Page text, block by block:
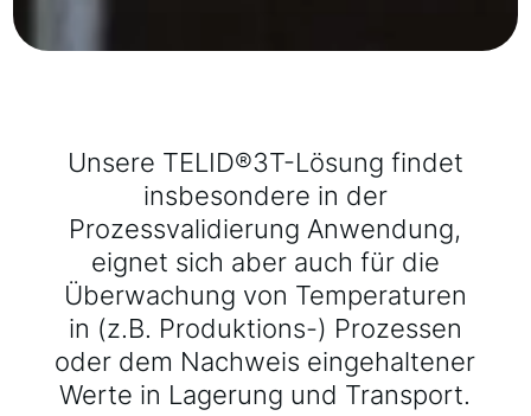
Unsere TELID®3T-Lösung findet
insbesondere in der
Prozessvalidierung Anwendung,
eignet sich aber auch für die
Überwachung von Temperaturen
in (z.B. Produktions-) Prozessen
oder dem Nachweis eingehaltener
Werte in Lagerung und Transport.